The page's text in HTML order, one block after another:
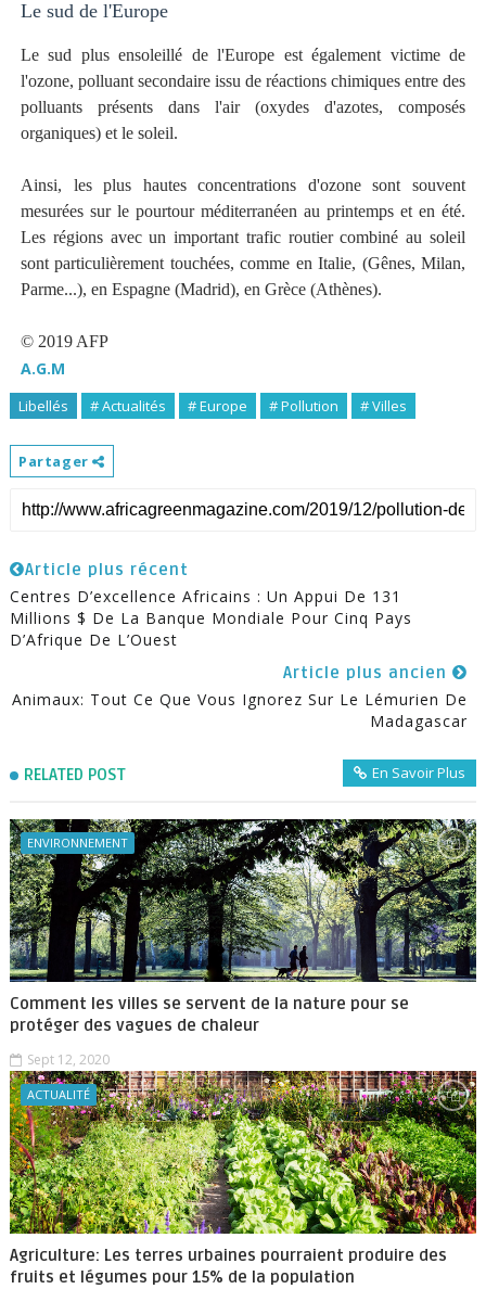
Le sud de l'Europe
Le sud plus ensoleillé de l'Europe est également victime de
l'ozone, polluant secondaire issu de réactions chimiques entre des
polluants présents dans l'air (oxydes d'azotes, composés
organiques) et le soleil.
Ainsi, les plus hautes concentrations d'ozone sont souvent
mesurées sur le pourtour méditerranéen au printemps et en été.
Les régions avec un important trafic routier combiné au soleil
sont particulièrement touchées, comme en Italie, (Gênes, Milan,
Parme...), en Espagne (Madrid), en Grèce (Athènes).
© 2019 AFP
A.G.M
Libellés # Actualités # Europe # Pollution # Villes
Partager
Article plus récent
Centres D’excellence Africains : Un Appui De 131
Millions $ De La Banque Mondiale Pour Cinq Pays
D’Afrique De L’Ouest
Article plus ancien
Animaux: Tout Ce Que Vous Ignorez Sur Le Lémurien De
Madagascar
RELATED POST En Savoir Plus
ENVIRONNEMENT
Comment les villes se servent de la nature pour se
protéger des vagues de chaleur
Sept 12, 2020
ACTUALITÉ
Agriculture: Les terres urbaines pourraient produire des
fruits et légumes pour 15% de la population